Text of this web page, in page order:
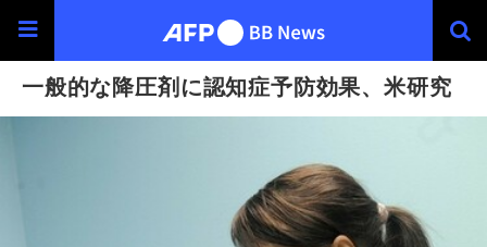
一般的な降圧剤に認知症予防効果、米研究